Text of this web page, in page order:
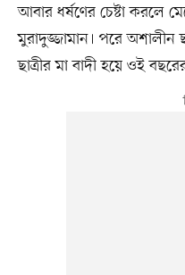
আবার ধর্ষণের চেষ্টা করলে
মুরাদুজ্জামান। পরে অশালীন
ছাত্রীর মা বাদী হয়ে ওই